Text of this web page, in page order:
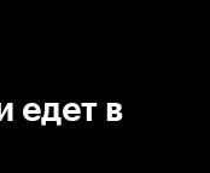
едет в